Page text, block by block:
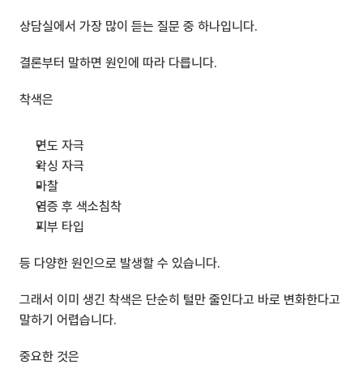
상담실에서 가장 많이 듣는 질문 중 하나입니다.
결론부터 말하면 원인에 따라 다릅니다.
착색은
면도 자극
왁싱 자극
마찰
염증 후 색소침착
피부 타입
등 다양한 원인으로 발생할 수 있습니다.
그래서 이미 생긴 착색은 단순히 털만 줄인다고 바로 변화한다고
말하기 어렵습니다.
중요한 것은